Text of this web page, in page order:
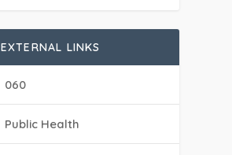
EXTERNAL LINKS
060
Public Health